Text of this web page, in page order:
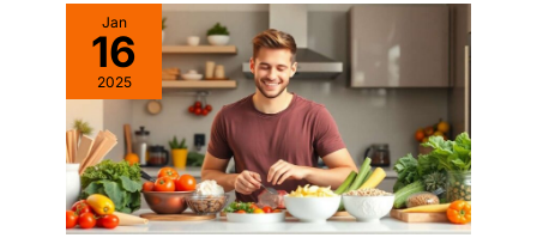
bols à dessert, les bols à
fromage et plus encore.
lave - vaisselle, micro -
ondes, four, réfrigérateur
- plats en céramique
durables, céramique
100% sans plomb et non
toxique, plus résistante
que la porcelaine. Zéro
risque! - En cas de
problème avec le produit,
Jan
16
2025